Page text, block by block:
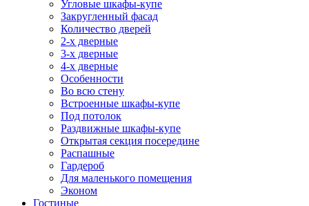
Угловые шкафы-купе
Закругленный фасад
Количество дверей
2-х дверные
3-х дверные
4-х дверные
Особенности
Во всю стену
Встроенные шкафы-купе
Под потолок
Раздвижные шкафы-купе
Открытая секция посередине
Распашные
Гардероб
Для маленького помещения
Эконом
Гостиные